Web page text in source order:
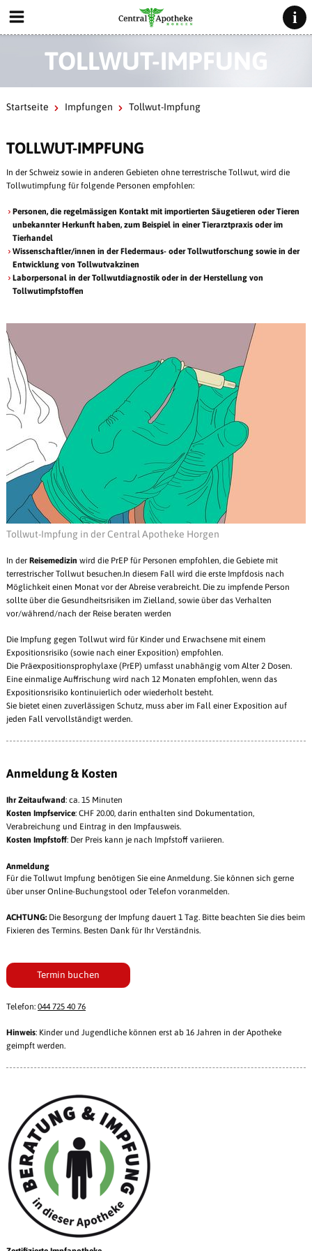
TOLLWUT-IMPFUNG
Startseite Impfungen Tollwut-Impfung
TOLLWUT-IMPFUNG
In der Schweiz sowie in anderen Gebieten ohne terrestrische Tollwut, wird die
Tollwutimpfung für folgende Personen empfohlen:
Personen, die regelmässigen Kontakt mit importierten Säugetieren oder Tieren
unbekannter Herkunft haben, zum Beispiel in einer Tierarztpraxis oder im
Tierhandel
Wissenschaftler/innen in der Fledermaus- oder Tollwutforschung sowie in der
Entwicklung von Tollwutvakzinen
Laborpersonal in der Tollwutdiagnostik oder in der Herstellung von
Tollwutimpfstoffen
Tollwut-Impfung in der Central Apotheke Horgen
In der Reisemedizin wird die PrEP für Personen empfohlen, die Gebiete mit
terrestrischer Tollwut besuchen.In diesem Fall wird die erste Impfdosis nach
Möglichkeit einen Monat vor der Abreise verabreicht. Die zu impfende Person
sollte über die Gesundheitsrisiken im Zielland, sowie über das Verhalten
vor/während/nach der Reise beraten werden
Die Impfung gegen Tollwut wird für Kinder und Erwachsene mit einem
Expositionsrisiko (sowie nach einer Exposition) empfohlen.
Die Präexpositionsprophylaxe (PrEP) umfasst unabhängig vom Alter 2 Dosen.
Eine einmalige Auffrischung wird nach 12 Monaten empfohlen, wenn das
Expositionsrisiko kontinuierlich oder wiederholt besteht.
Sie bietet einen zuverlässigen Schutz, muss aber im Fall einer Exposition auf
jeden Fall vervollständigt werden.
Anmeldung & Kosten
Ihr Zeitaufwand: ca. 15 Minuten
Kosten Impfservice: CHF 20.00, darin enthalten sind Dokumentation,
Verabreichung und Eintrag in den Impfausweis.
Kosten Impfstoff: Der Preis kann je nach Impfstoff variieren.
Anmeldung
Für die Tollwut Impfung benötigen Sie eine Anmeldung. Sie können sich gerne
über unser Online-Buchungstool oder Telefon voranmelden.
ACHTUNG: Die Besorgung der Impfung dauert 1 Tag. Bitte beachten Sie dies beim
Fixieren des Termins. Besten Dank für Ihr Verständnis.
Termin buchen
Telefon: 044 725 40 76
Hinweis: Kinder und Jugendliche können erst ab 16 Jahren in der Apotheke
geimpft werden.